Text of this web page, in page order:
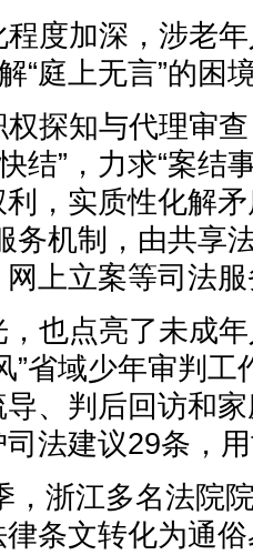
程度加深，涉老
“庭上无言”的困
探知与代理审
结”，力求“案结
，实质性化解
务机制，由共享
网上立案等司法
也点亮了未成
”省域少年审判
、判后回访和
法建议29条，
，浙江多名法院
条文转化为通